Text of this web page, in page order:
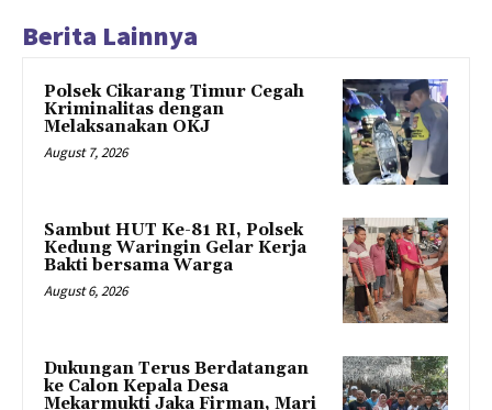
Berita Lainnya
Polsek Cikarang Timur Cegah
Kriminalitas dengan
Melaksanakan OKJ
August 7, 2026
Sambut HUT Ke-81 RI, Polsek
Kedung Waringin Gelar Kerja
Bakti bersama Warga
August 6, 2026
Dukungan Terus Berdatangan
ke Calon Kepala Desa
Mekarmukti Jaka Firman, Mari